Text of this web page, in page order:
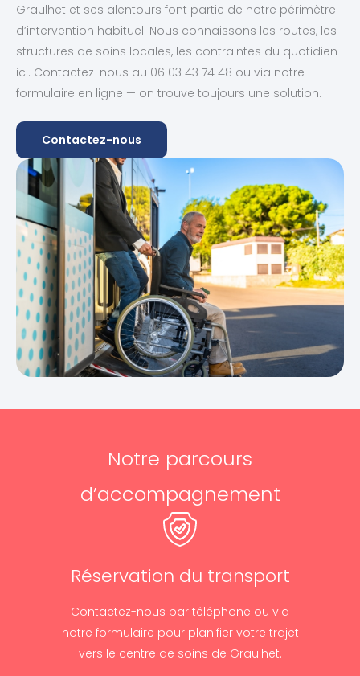
Graulhet et ses alentours font partie de notre périmètre
d’intervention habituel. Nous connaissons les routes, les
structures de soins locales, les contraintes du quotidien
ici. Contactez-nous au 06 03 43 74 48 ou via notre
formulaire en ligne — on trouve toujours une solution.
Contactez-nous
Notre parcours
d’accompagnement
Réservation du transport
Contactez-nous par téléphone ou via
notre formulaire pour planifier votre trajet
vers le centre de soins de Graulhet.